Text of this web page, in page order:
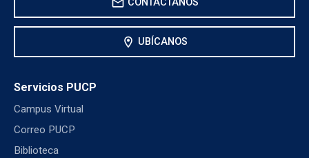
CONTÁCTANOS
location_on UBÍCANOS
Servicios PUCP
Campus Virtual
Correo PUCP
Biblioteca